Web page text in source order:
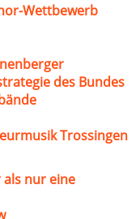
Wettbewerb
des Bundes
Trossingen
nur eine